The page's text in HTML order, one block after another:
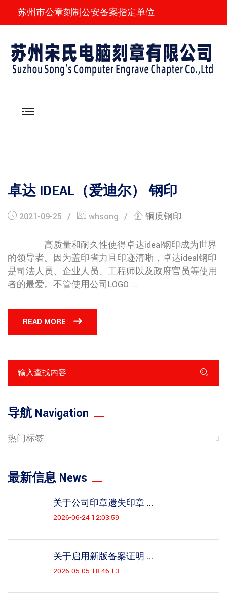
苏州市公章刻制公安备案指定单位
卓达 IDEAL（爱迪尔） 钢印
2021-09-25 whsong 铜质钢印
高质量和耐久性使得卓达ideal钢印成为世界
的领导者。因为盖印省力且印迹清晰，卓达ideal钢印
是司法人员、企业人员、工程师以及政府官员等使用
者的最爱。不管使用公司LOGO ...
READ MORE
导航 Navigation
热门标签
最新信息 News
关于公司印章遗失印章 ...
2026-06-24 12:03:59
关于启用新版备案证明 ...
2026-05-05 18:46:13